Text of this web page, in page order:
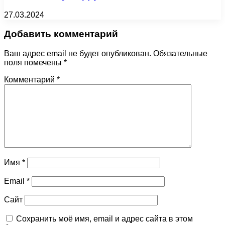
27.03.2024
Добавить комментарий
Ваш адрес email не будет опубликован. Обязательные
поля помечены *
Комментарий *
Имя *
Email *
Сайт
Сохранить моё имя, email и адрес сайта в этом